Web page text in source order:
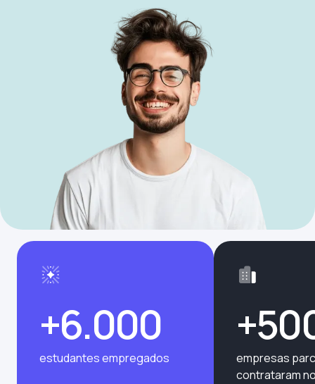
+6.000
estudantes empregados
empresas
contrataram